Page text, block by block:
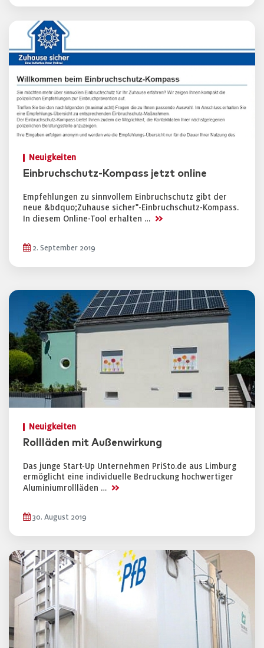
Neuigkeiten
Einbruchschutz-Kompass jetzt online
Empfehlungen zu sinnvollem Einbruchschutz gibt der
neue &bdquo;Zuhause sicher"-Einbruchschutz-Kompass.
In diesem Online-Tool erhalten … >>
2. September 2019
Neuigkeiten
Rollläden mit Außenwirkung
Das junge Start-Up Unternehmen PriSto.de aus Limburg
ermöglicht eine individuelle Bedruckung hochwertiger
Aluminiumrollläden … >>
30. August 2019